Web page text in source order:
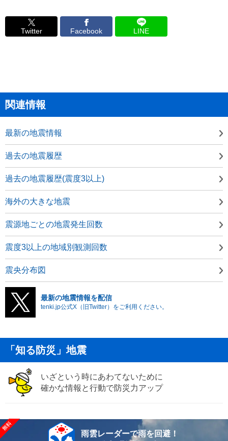
Twitter Facebook LINE
関連情報
最新の地震情報
過去の地震履歴
過去の地震履歴(震度3以上)
海外の大きな地震
震源地ごとの地震発生回数
震度3以上の地域別観測回数
震央分布図
最新の地震情報を配信
tenki.jp公式X（旧Twitter）をご利用ください。
「知る防災」地震
いざという時にあわてないために
確かな情報と行動で防災力アップ
雨雲レーダーで雨を回避！